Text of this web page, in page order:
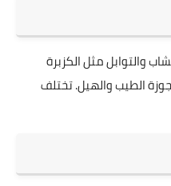
والتوابل مثل الكزبرة
الطيب والهيل. تختلف